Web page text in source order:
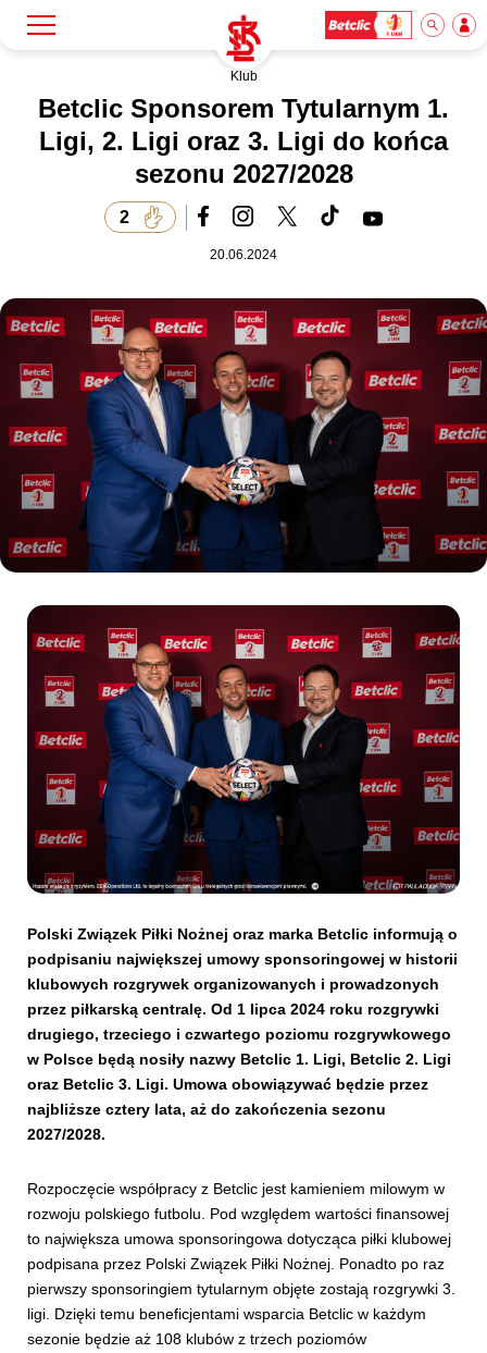
Klub
Akademia
Biznes
Dla mediów
Kibice
SKLEP KUP BILET
Klub
Betclic Sponsorem Tytularnym 1.
Ligi, 2. Ligi oraz 3. Ligi do końca
sezonu 2027/2028
2
20.06.2024
Polski Związek Piłki Nożnej oraz marka Betclic informują o
podpisaniu największej umowy sponsoringowej w historii
klubowych rozgrywek organizowanych i prowadzonych
przez piłkarską centralę. Od 1 lipca 2024 roku rozgrywki
drugiego, trzeciego i czwartego poziomu rozgrywkowego
w Polsce będą nosiły nazwy Betclic 1. Ligi, Betclic 2. Ligi
oraz Betclic 3. Ligi. Umowa obowiązywać będzie przez
najbliższe cztery lata, aż do zakończenia sezonu
2027/2028.
Rozpoczęcie współpracy z Betclic jest kamieniem milowym w
rozwoju polskiego futbolu. Pod względem wartości finansowej
to największa umowa sponsoringowa dotycząca piłki klubowej
podpisana przez Polski Związek Piłki Nożnej. Ponadto po raz
pierwszy sponsoringiem tytularnym objęte zostają rozgrywki 3.
ligi. Dzięki temu beneficjentami wsparcia Betclic w każdym
sezonie będzie aż 108 klubów z trzech poziomów